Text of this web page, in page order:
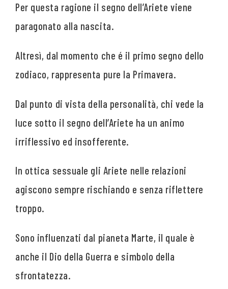
Per questa ragione il segno dell’Ariete viene
paragonato alla nascita.
Altresì, dal momento che é il primo segno dello
zodiaco, rappresenta pure la Primavera.
Dal punto di vista della personalità, chi vede la
luce sotto il segno dell’Ariete ha un animo
irriflessivo ed insofferente.
In ottica sessuale gli Ariete nelle relazioni
agiscono sempre rischiando e senza riflettere
troppo.
Sono influenzati dal pianeta Marte, il quale è
anche il Dio della Guerra e simbolo della
sfrontatezza.